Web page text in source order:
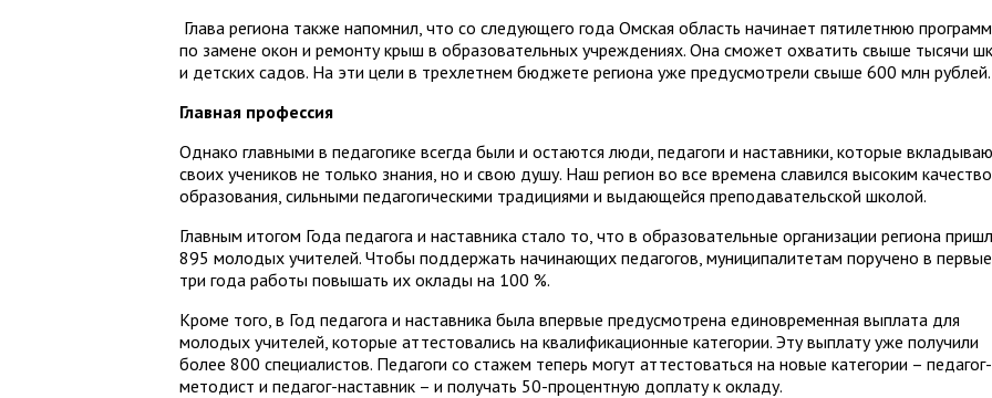
Глава региона также напомнил, что со следующего года Омская область начинает пятилетнюю
по замене окон и ремонту крыш в образовательных учреждениях. Она сможет охватить свыше тысячи
и детских садов. На эти цели в трехлетнем бюджете региона уже предусмотрели свыше 600 млн рублей.
Главная профессия
Однако главными в педагогике всегда были и остаются люди, педагоги и наставники, которые
своих учеников не только знания, но и свою душу. Наш регион во все времена славился высоким
образования, сильными педагогическими традициями и выдающейся преподавательской школой.
Главным итогом Года педагога и наставника стало то, что в образовательные организации региона
895 молодых учителей. Чтобы поддержать начинающих педагогов, муниципалитетам поручено в первые
три года работы повышать их оклады на 100 %.
Кроме того, в Год педагога и наставника была впервые предусмотрена единовременная выплата для
молодых учителей, которые аттестовались на квалификационные категории. Эту выплату уже получили
более 800 специалистов. Педагоги со стажем теперь могут аттестоваться на новые категории – педагог-
методист и педагог-наставник – и получать 50-процентную доплату к окладу.